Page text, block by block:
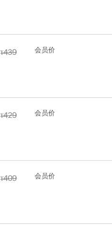
¥ 会员价
¥ 会员价
¥ 会员价